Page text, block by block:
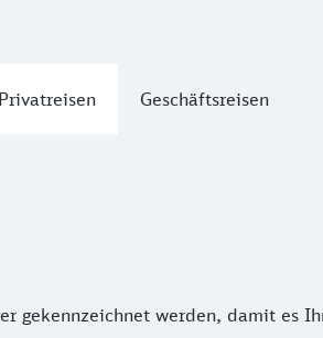
Privatreisen Geschäftsreisen
gekennzeichnet werden, damit es